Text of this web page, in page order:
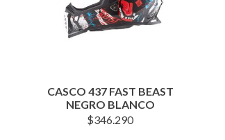
CASCO 437 FAST BEAST
NEGRO BLANCO
$346.290